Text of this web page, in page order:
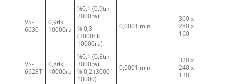
VS-
6630
0,9tik
10000ra
%0,1 (0,9tik
2000ra)
% 0,3
(2000tik
10000ra)
0,0001 min
360 x
280 x
160
VS-
6628T
0,8tik
10000ra
%0,1 (0,8tik
3000ra)
% 0,2 (3000-
10000)
0,0001 min
320 x
240 x
130